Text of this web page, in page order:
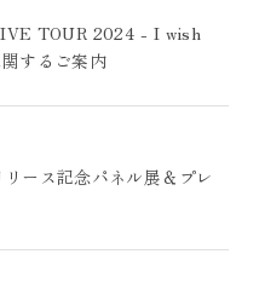
TOUR 2024 - I wish
するご案内
ース記念パネル展＆プレ